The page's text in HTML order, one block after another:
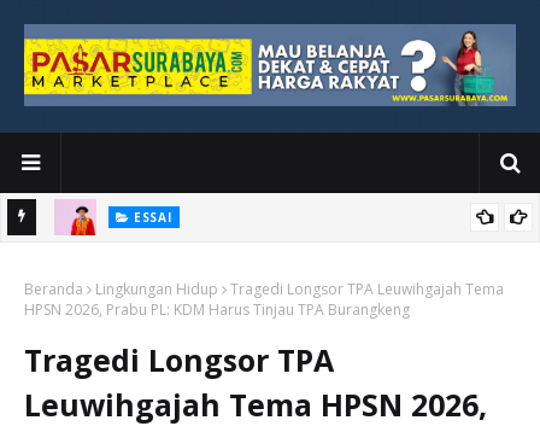
ESSAI
Tidak Berhenti di Panggung Wisuda
Beranda Lingkungan Hidup
Tragedi Longsor TPA Leuwihgajah Tema
HPSN 2026, Prabu PL: KDM Harus Tinjau TPA Burangkeng
Tragedi Longsor TPA
Leuwihgajah Tema HPSN 2026,